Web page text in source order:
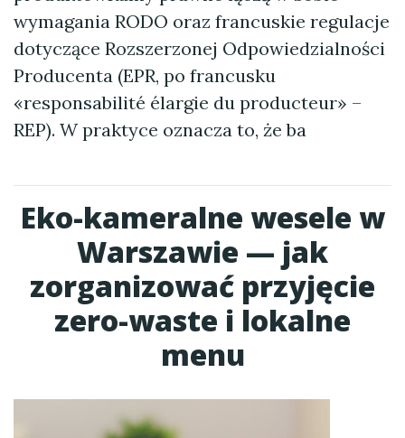
wymagania RODO oraz francuskie regulacje
dotyczące Rozszerzonej Odpowiedzialności
Producenta (EPR, po francusku
«responsabilité élargie du producteur» –
REP). W praktyce oznacza to, że ba
Eko-kameralne wesele w
Warszawie — jak
zorganizować przyjęcie
zero-waste i lokalne
menu